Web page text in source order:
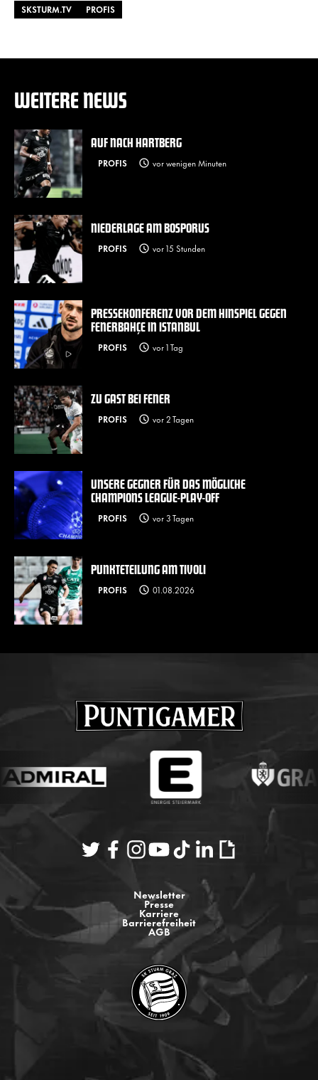
SKSTURM.TV PROFIS
WEITERE NEWS
AUF NACH HARTBERG
PROFIS vor wenigen Minuten
NIEDERLAGE AM BOSPORUS
PROFIS vor 15 Stunden
PRESSEKONFERENZ VOR DEM HINSPIEL GEGEN
FENERBAHÇE IN ISTANBUL
PROFIS vor 1 Tag
ZU GAST BEI FENER
PROFIS vor 2 Tagen
UNSERE GEGNER FÜR DAS MÖGLICHE
CHAMPIONS LEAGUE-PLAY-OFF
PROFIS vor 3 Tagen
PUNKTETEILUNG AM TIVOLI
PROFIS 01.08.2026
Newsletter
Presse
Karriere
Barrierefreiheit
AGB